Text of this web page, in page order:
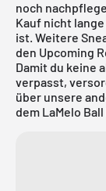
noch
Kauf nicht
ist. Weitere
den Upcoming
Damit du keine
verpasst,
über unsere
dem LaMelo